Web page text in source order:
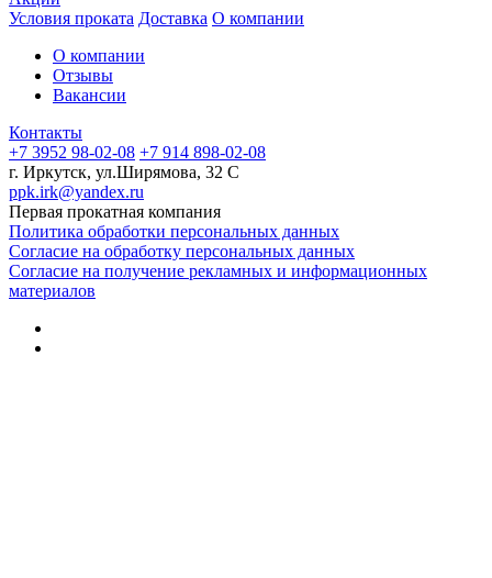
Условия проката Доставка О компании
О компании
Отзывы
Вакансии
Контакты
+7 3952 98-02-08 +7 914 898-02-08
г. Иркутск, ул.Ширямова, 32 С
ppk.irk@yandex.ru
Первая прокатная компания
Политика обработки персональных данных
Согласие на обработку персональных данных
Согласие на получение рекламных и информационных
материалов